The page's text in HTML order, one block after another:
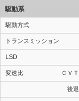
駆動系
駆動方式
トランスミッション
LSD
変速比 ＣＶＴ
後退